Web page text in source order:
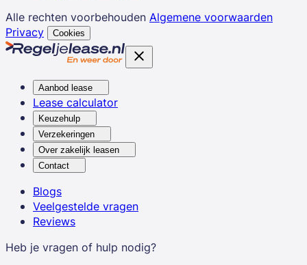
Alle rechten voorbehouden Algemene voorwaarden
Privacy
Cookies
Aanbod lease
Lease calculator
Keuzehulp
Verzekeringen
Over zakelijk leasen
Contact
Blogs
Veelgestelde vragen
Reviews
Heb je vragen of hulp nodig?